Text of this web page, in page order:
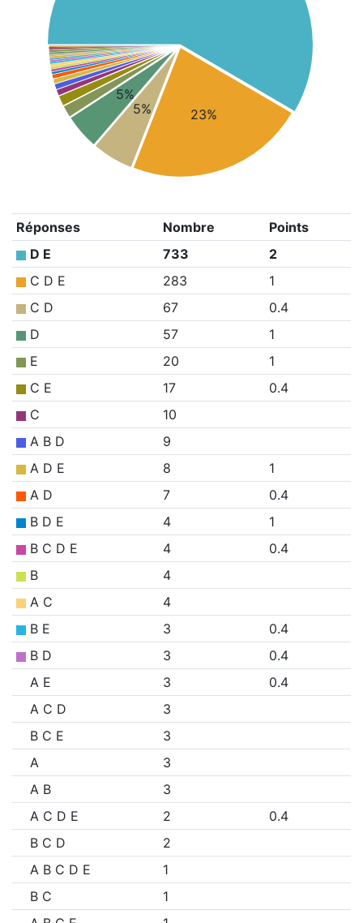
23%
5%
5%
Réponses Nombre
Points
D E
733
2
C D E
283
1
C D
67
0.4
D
57
1
E
20
1
C E
17
0.4
C
10
A B D
9
A D E
8
1
A D
7
0.4
B D E
4
1
B C D E
4
0.4
B
4
A C
4
B E
3
0.4
B D
3
0.4
A E
3
0.4
A C D
3
B C E
3
A
3
A B
3
A C D E
2
0.4
B C D
2
A B C D E
1
B C
1